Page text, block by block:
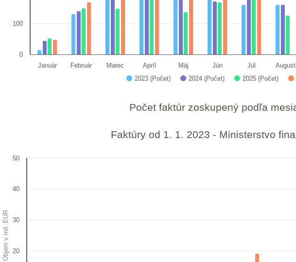
2023 (Počet) 2024 (Počet) 2025 (Počet)
Január Február Marec Apríl Máj Jún Júl August
0
100
Počet faktúr zoskupený podľa
Faktúry od 1. 1. 2023 - Ministerstvo
Bar chart with 4 data series.
The chart has 1 X axis displaying categories.
The chart has 1 Y axis displaying Objem v mil. EUR. Data ranges from
Objem v mil. EUR 20
30
40
50